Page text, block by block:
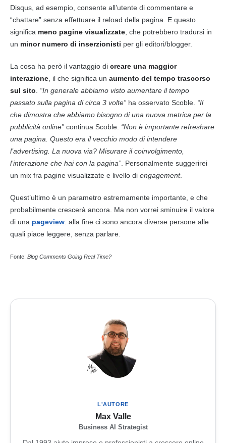
Disqus, ad esempio, consente all’utente di commentare e
“chattare” senza effettuare il reload della pagina. E questo
significa meno pagine visualizzate , che potrebbero tradursi in
un minor numero di inserzionisti per gli editori/blogger.
La cosa ha però il vantaggio di creare una maggior
interazione , il che significa un aumento del tempo trascorso
sul sito
“In generale abbiamo visto aumentare il tempo
passato sulla pagina di circa 3 volte” ha osservato Scoble. “Il
che dimostra che abbiamo bisogno di una nuova metrica per la
pubblicità online” continua Scoble. “Non è importante refreshare
una pagina. Questo era il vecchio modo di intendere
l’advertising. La nuova via? Misurare il coinvolgimento,
l’interazione che hai con la pagina” . Personalmente suggerirei
un mix fra pagine visualizzate e livello di engagement.
Quest’ultimo è un parametro estremamente importante, e che
probabilmente crescerà ancora. Ma non vorrei sminuire il valore
di una pageview: alla fine ci sono ancora diverse persone alle
quali piace leggere, senza parlare.
Fonte: Blog Comments Going Real Time?
L'AUTORE
Max Valle
Business AI Strategist